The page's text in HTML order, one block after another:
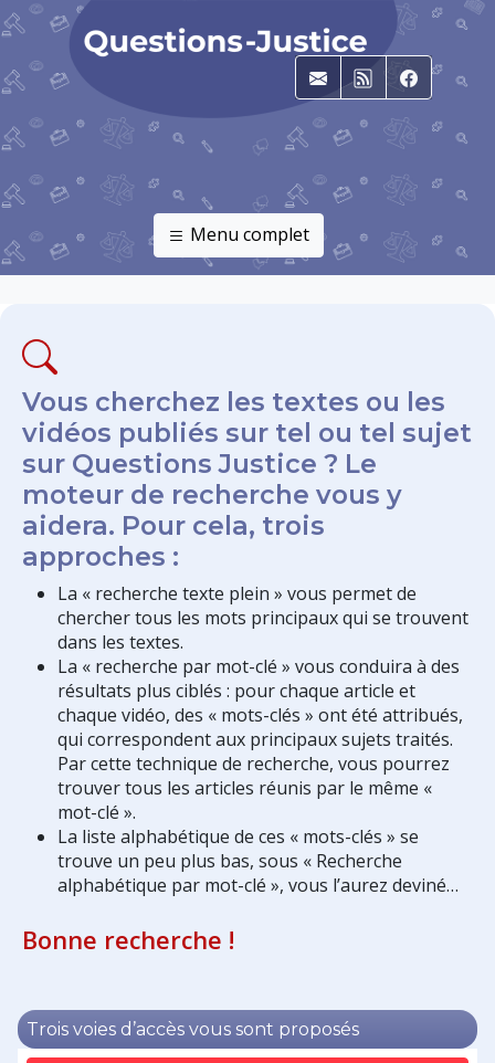
E-mailRSS
Menu complet
Vous cherchez les textes ou les
vidéos publiés sur tel ou tel sujet
sur Questions Justice ? Le
moteur de recherche vous y
aidera. Pour cela, trois
approches :
La « recherche texte plein » vous permet de
chercher tous les mots principaux qui se trouvent
dans les textes.
La « recherche par mot-clé » vous conduira à des
résultats plus ciblés : pour chaque article et
chaque vidéo, des « mots-clés » ont été attribués,
qui correspondent aux principaux sujets traités.
Par cette technique de recherche, vous pourrez
trouver tous les articles réunis par le même «
mot-clé ».
La liste alphabétique de ces « mots-clés » se
trouve un peu plus bas, sous « Recherche
alphabétique par mot-clé », vous l’aurez deviné…
Bonne recherche !
Trois voies d’accès vous sont proposés